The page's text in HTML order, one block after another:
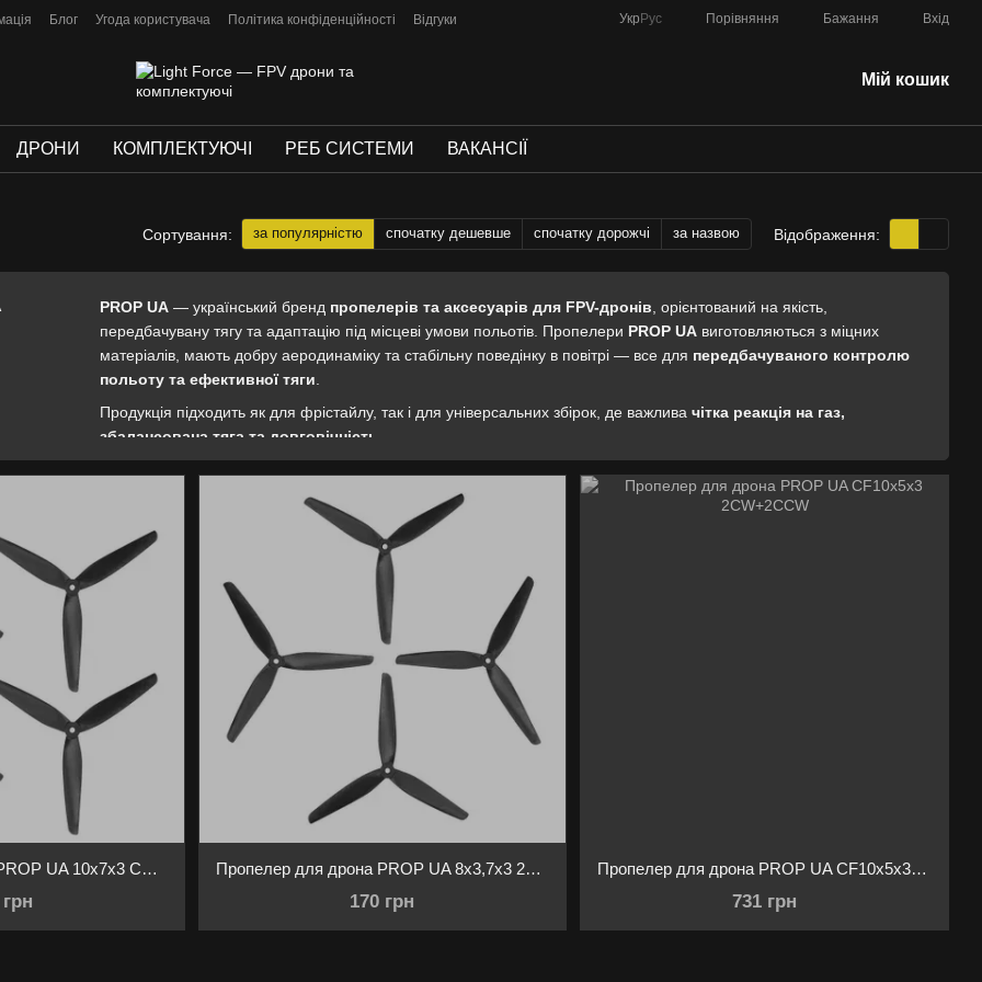
Блог Угода користувача Політика конфіденційності Відгуки Укр Рус Порівняння Бажання Вхід
Мій кошик
ДРОНИ КОМПЛЕКТУЮЧІ РЕБ СИСТЕМИ ВАКАНСІЇ
Сортування: за популярністю спочатку дешевше спочатку дорожчі за назвою Відображення:
PROP UA — український бренд пропелерів та аксесуарів для FPV-дронів , орієнтований на якість,
передбачувану тягу та адаптацію під місцеві умови польотів. Пропелери PROP UA виготовляються з міцних
матеріалів, мають добру аеродинаміку та стабільну поведінку в повітрі — все для передбачуваного контролю
польоту та ефективної тяги
Продукція підходить як для фрістайлу, так і для універсальних збірок, де важлива чітка реакція на газ,
збалансована тяга та довговічність
оптимальний варіант під ваші мотори та стиль польоту для максимальної продуктивності.
Пропелер для дрона PROP UA 10x7x3 CARBON FIBER 2СW+2CCW Пропелер для дрона PROP UA 8x3,7x3 2СW+2CCW
170 грн
Пропелер для дрона PROP UA CF10х5x3 2СW+2CCW
731 грн